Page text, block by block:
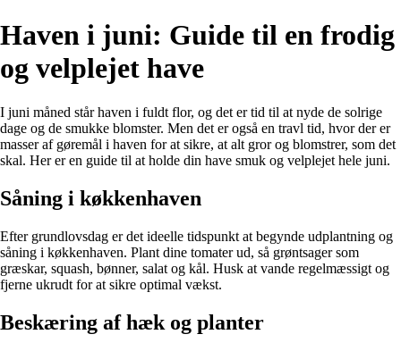
Haven i juni: Guide til en frodig
og velplejet have
I juni måned står haven i fuldt flor, og det er tid til at nyde de solrige
dage og de smukke blomster. Men det er også en travl tid, hvor der er
masser af gøremål i haven for at sikre, at alt gror og blomstrer, som det
skal. Her er en guide til at holde din have smuk og velplejet hele juni.
Såning i køkkenhaven
Efter grundlovsdag er det ideelle tidspunkt at begynde udplantning og
såning i køkkenhaven. Plant dine tomater ud, så grøntsager som
græskar, squash, bønner, salat og kål. Husk at vande regelmæssigt og
fjerne ukrudt for at sikre optimal vækst.
Beskæring af hæk og planter